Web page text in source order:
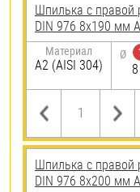
Шпилька с правой
DIN 976 8х190 мм
Материал
А2 (AISI 304)
Ø
8
Шпилька с правой
DIN 976 8х200 мм